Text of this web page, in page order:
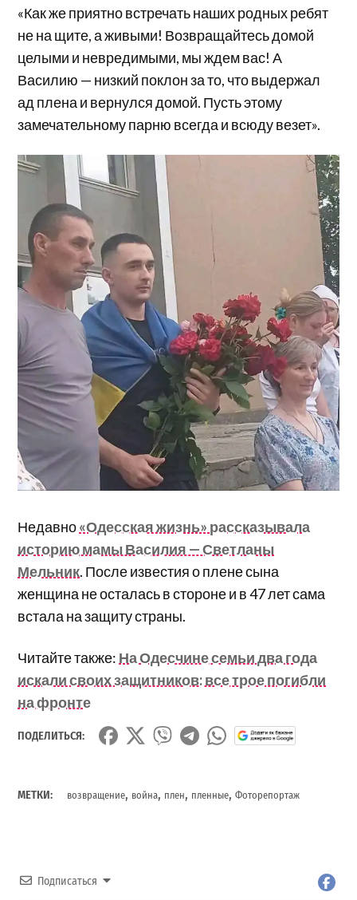
«Как же приятно встречать наших родных ребят
не на щите, а живыми! Возвращайтесь домой
целыми и невредимыми, мы ждем вас! А
Василию — низкий поклон за то, что выдержал
ад плена и вернулся домой. Пусть этому
замечательному парню всегда и всюду везет».
Недавно«Одесская жизнь» рассказывала
историю мамы Василия — Светланы
Мельник. После известия о плене сына
женщина не осталась в стороне и в 47 лет сама
встала на защиту страны.
Читайте также: На Одесчине семьи два года
искали своих защитников: все трое погибли
на фронте
ПОДЕЛИТЬСЯ:
МЕТКИ: возвращение, война, плен, пленные,Фоторепортаж
Подписаться